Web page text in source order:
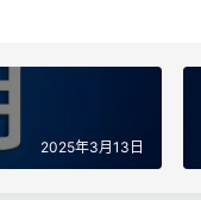
2025年3月13日